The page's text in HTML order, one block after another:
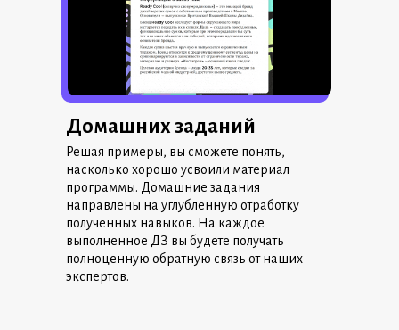
Домашних заданий
Решая примеры, вы сможете понять,
насколько хорошо усвоили материал
программы. Домашние задания
направлены на углубленную отработку
полученных навыков. На каждое
выполненное ДЗ вы будете получать
полноценную обратную связь от наших
экспертов.